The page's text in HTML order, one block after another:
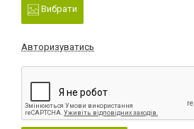
Вибрати
Авторизуватись